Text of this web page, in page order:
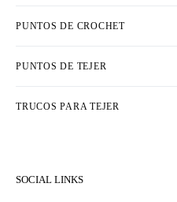
PUNTOS DE CROCHET
PUNTOS DE TEJER
TRUCOS PARA TEJER
SOCIAL LINKS